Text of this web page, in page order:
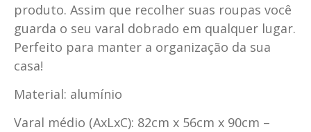
produto. Assim que recolher suas roupas você
guarda o seu varal dobrado em qualquer lugar.
Perfeito para manter a organização da sua
casa!
Material: alumínio
Varal médio (AxLxC): 82cm x 56cm x 90cm –